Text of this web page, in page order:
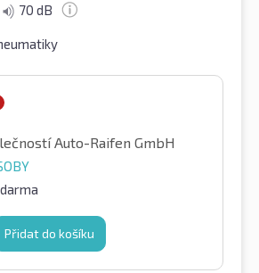
70 dB
Auto-Raifen GmbH
Přidat do košíku